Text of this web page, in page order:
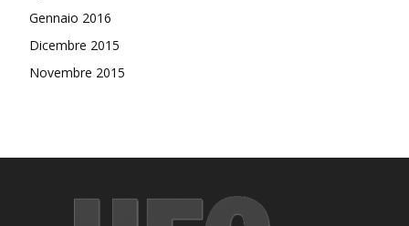
Gennaio 2016
Dicembre 2015
Novembre 2015